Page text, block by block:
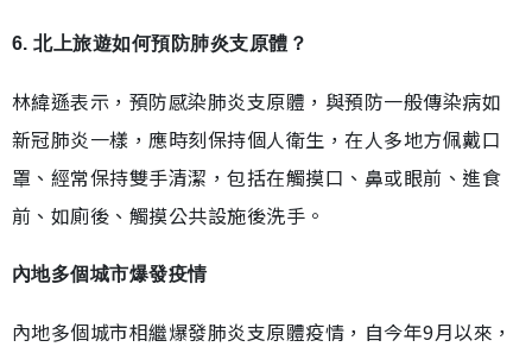
6. 北上旅遊如何預防肺炎支原體？
林緯遜表示，預防感染肺炎支原體，與預防一般傳染病如
新冠肺炎一樣，應時刻保持個人衛生，在人多地方佩戴口
罩、經常保持雙手清潔，包括在觸摸口、鼻或眼前、進食
前、如廁後、觸摸公共設施後洗手。
內地多個城市爆發疫情
內地多個城市相繼爆發肺炎支原體疫情，自今年9月以來，